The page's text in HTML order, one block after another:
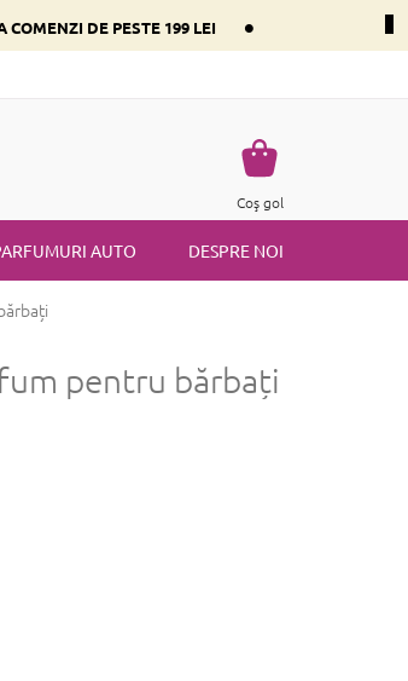
COMENZI DE PESTE 199 LEI •
Coş
de
Coş gol
AUTO DESPRE NOI
pentru bărbați